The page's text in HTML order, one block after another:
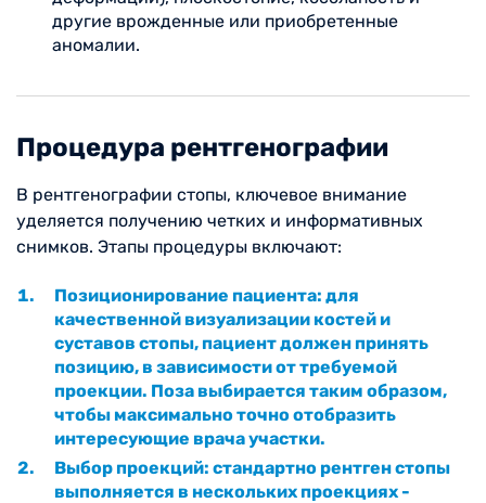
другие врожденные или приобретенные
аномалии.
Процедура рентгенографии
В рентгенографии стопы, ключевое внимание
уделяется получению четких и информативных
снимков. Этапы процедуры включают:
Позиционирование пациента: для
качественной визуализации костей и
суставов стопы, пациент должен принять
позицию, в зависимости от требуемой
проекции. Поза выбирается таким образом,
чтобы максимально точно отобразить
интересующие врача участки.
Выбор проекций: стандартно рентген стопы
выполняется в нескольких проекциях -